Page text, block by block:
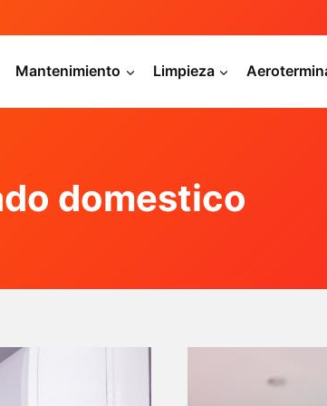
Mantenimiento Limpieza
domestico